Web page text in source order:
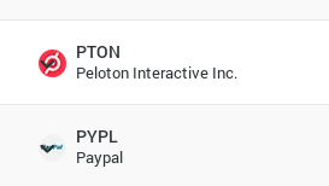
PTON
Peloton Interactive Inc.
PYPL
Paypal